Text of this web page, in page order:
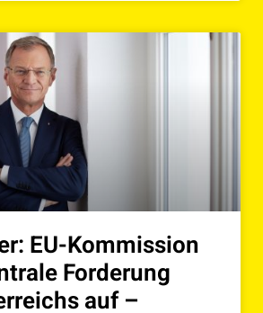
EU-Kommission
Forderung
auf –